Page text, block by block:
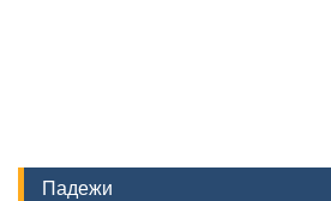
Падежи